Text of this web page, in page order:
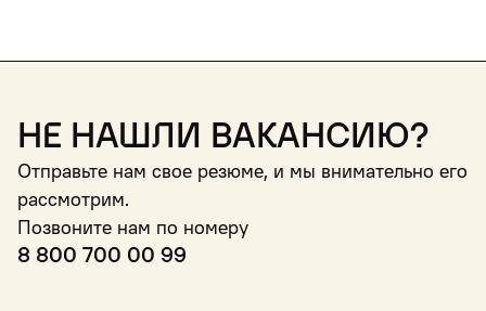
Не нашли вакансию?
Отправьте нам свое резюме, и мы внимательно его
рассмотрим.
Позвоните нам по номеру
8 800 700 00 99